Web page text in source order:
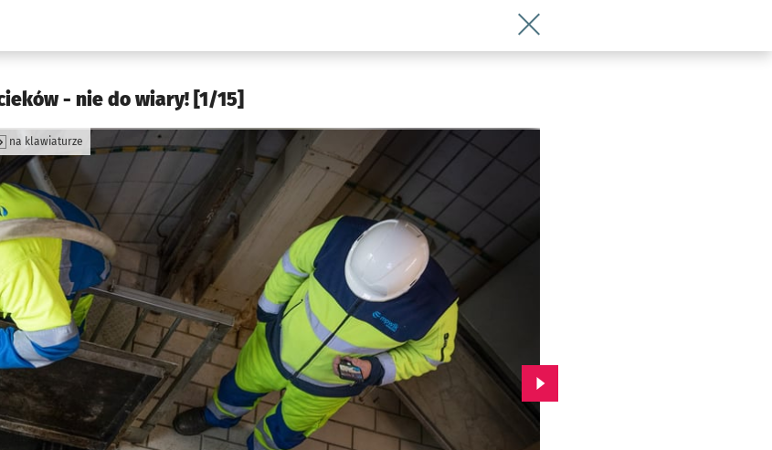
Dla mieszkańca
Wróć do artykułu Takie rzeczy
- nie do wiary! [1/15]
na klawiaturze
Przejdź do kolejnego zdjęcia.